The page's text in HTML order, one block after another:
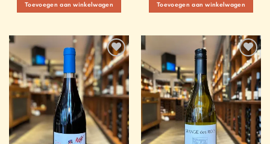
Toevoegen aan winkelwagen Toevoegen aan winkelwagen
Add to
Wishlist
Add to
Wishlist